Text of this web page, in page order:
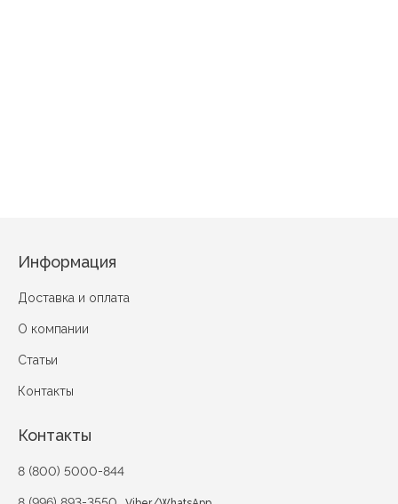
Информация
Доставка и оплата
О компании
Статьи
Контакты
Контакты
8 (800) 5000-844